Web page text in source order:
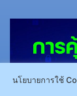
นโยบายการใช้